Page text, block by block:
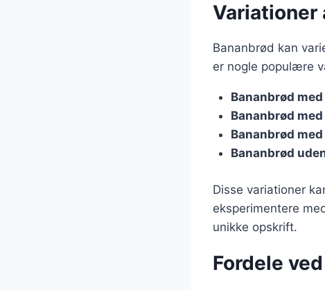
Variationer
Bananbrød kan
er nogle populære
Bananbrød
Bananbrød
Bananbrød
Bananbrød
Disse variationer
eksperimentere
unikke opskrift.
Fordele